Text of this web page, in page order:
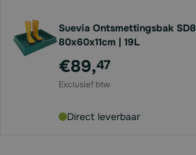
Suevia Ontsmettingsbak
80x60x11cm | 19L
€89,47
Direct leverbaar